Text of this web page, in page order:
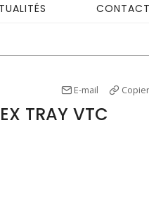
E-mail
TRAY VTC